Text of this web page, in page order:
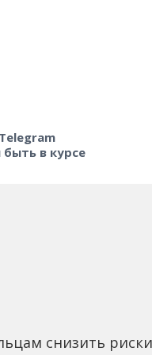
в курсе
снизить риски